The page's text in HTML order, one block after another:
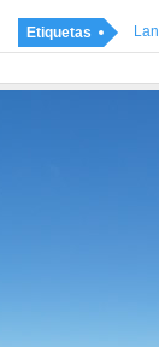
Etiquetas